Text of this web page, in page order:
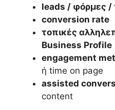
leads / φόρμες
conversion rate
τοπικές
Business Profile
engagement
ή time on page
assisted
content